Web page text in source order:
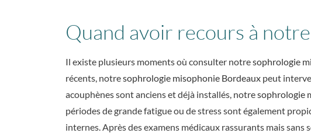
Quand avoir recours à
Il existe plusieurs moments où consulter notresophrologie
récents, notresophrologie misophonie Bordeaux peut
acouphènes sont anciens et déjà installés, notresophrologie
périodes de grande fatigue ou de stress sont également
internes. Après des examens médicaux rassurants mais